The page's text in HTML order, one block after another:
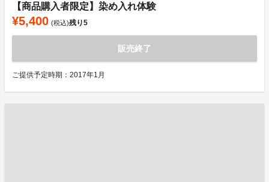
【商品購入者限定】染め入れ体験
¥5,400 (税込)残り5
販売終了
ご提供予定時期：2017年1月